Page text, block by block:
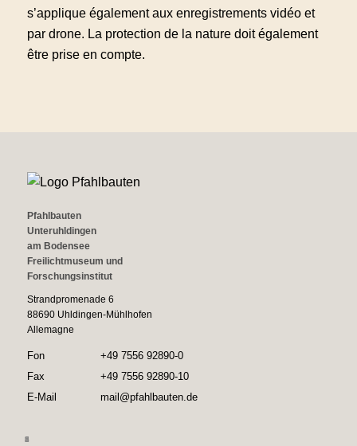
s’applique également aux enregistrements vidéo et
par drone. La protection de la nature doit également
être prise en compte.
Pfahlbauten
Unteruhldingen
am Bodensee
Freilichtmuseum und
Forschungsinstitut
Strandpromenade 6
88690 Uhldingen-Mühlhofen
Allemagne
Fon
+49 7556 92890-0
Fax
+49 7556 92890-10
E-Mail
mail@pfahlbauten.de
1
2
3
4
5
6